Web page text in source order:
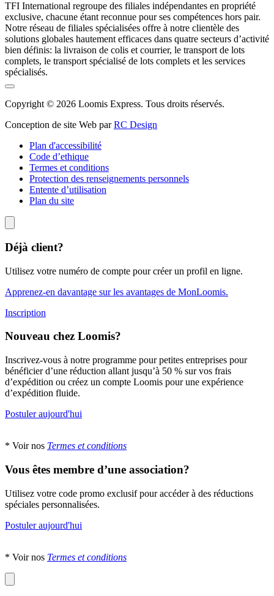
TFI International regroupe des filiales indépendantes en propriété
exclusive, chacune étant reconnue pour ses compétences hors pair.
Notre réseau de filiales spécialisées offre à notre clientèle des
solutions globales hautement efficaces dans quatre secteurs d’activité
bien définis: la livraison de colis et courrier, le transport de lots
complets, le transport spécialisé de lots complets et les services
spécialisés.
Copyright © 2026 Loomis Express. Tous droits réservés.
Conception de site Web parRC Design
Plan d'accessibilité
Code d’ethique
Termes et conditions
Protection des renseignements personnels
Entente d’utilisation
Plan du site
Déjà client?
Utilisez votre numéro de compte pour créer un profil en ligne.
Apprenez-en davantage sur les avantages de MonLoomis.
Inscription
Nouveau chez Loomis?
Inscrivez-vous à notre programme pour petites entreprises pour
bénéficier d’une réduction allant jusqu’à 50 % sur vos frais
d’expédition ou créez un compte Loomis pour une expérience
d’expédition fluide.
Postuler aujourd'hui
* Voir nos Termes et conditions
Vous êtes membre d’une association?
Utilisez votre code promo exclusif pour accéder à des réductions
spéciales personnalisées.
Postuler aujourd'hui
* Voir nos Termes et conditions